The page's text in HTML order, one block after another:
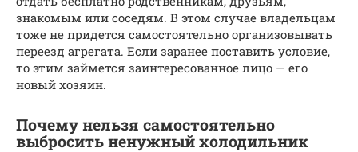
знакомым или соседям. В этом случае владельцам
тоже не придется самостоятельно организовывать
переезд агрегата. Если заранее поставить условие,
то этим займется заинтересованное лицо — его
новый хозяин.
Почему нельзя самостоятельно
выбросить ненужный холодильник